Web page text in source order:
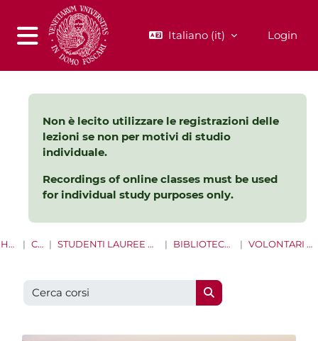
Vai al contenuto principale
Pannello laterale
Italiano ‎(it)‎ Login
Non è lecito utilizzare le registrazioni delle
lezioni se non per motivi di studio
individuale.
Recordings of online classes must be used
for individual study purposes only.
HOME CORSI STUDENTI LAUREE E LAUREE MAGISTRALI BIBLIOTECHE DI ATENEO VOLONTARI SERVIZIO CIVILE
Cerca corsi
Cerca corsi